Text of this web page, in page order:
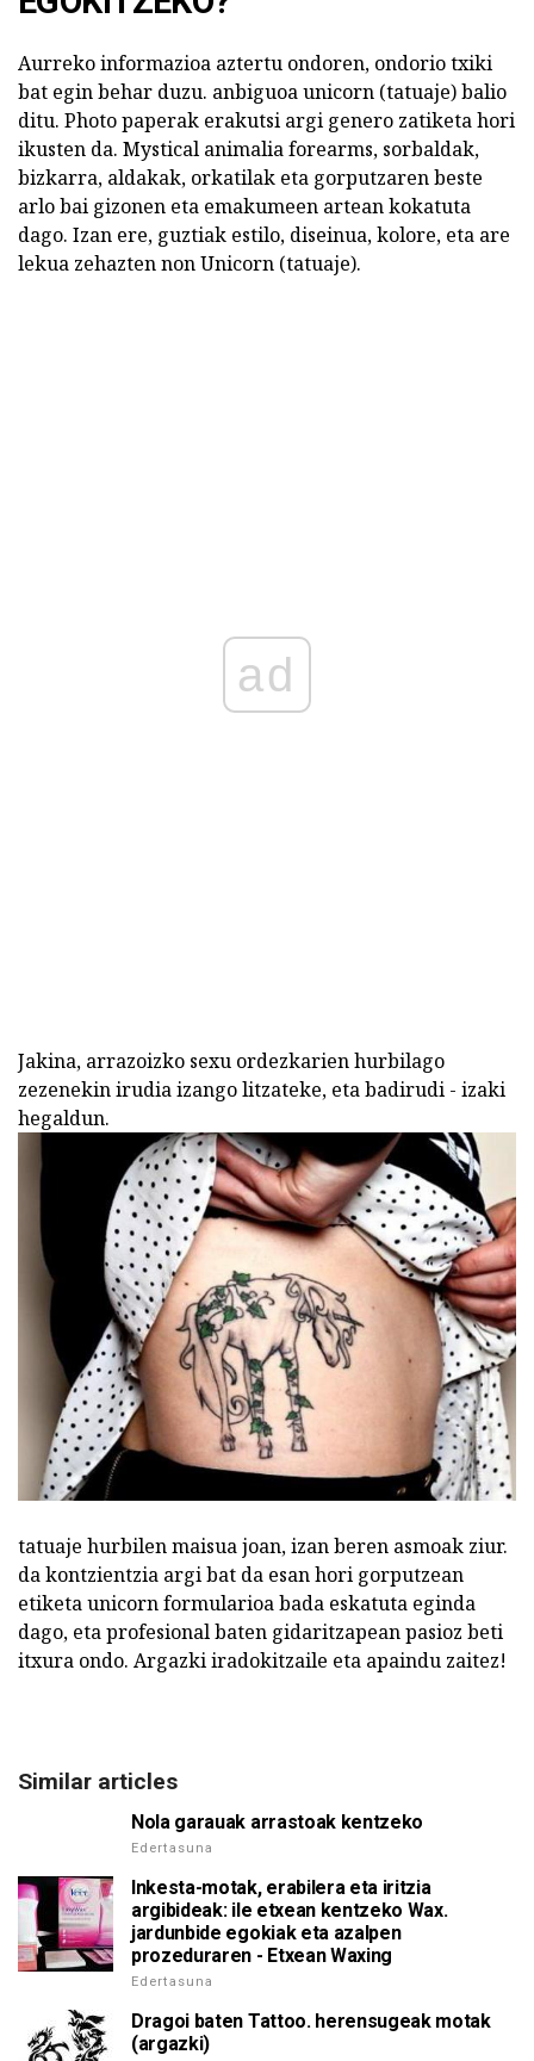
Aurreko informazioa aztertu ondoren, ondorio txiki
bat egin behar duzu. anbiguoa unicorn (tatuaje) balio
ditu. Photo paperak erakutsi argi genero zatiketa hori
ikusten da. Mystical animalia forearms, sorbaldak,
bizkarra, aldakak, orkatilak eta gorputzaren beste
arlo bai gizonen eta emakumeen artean kokatuta
dago. Izan ere, guztiak estilo, diseinua, kolore, eta are
lekua zehazten non Unicorn (tatuaje).
ad
Jakina, arrazoizko sexu ordezkarien hurbilago
zezenekin irudia izango litzateke, eta badirudi - izaki
hegaldun.
tatuaje hurbilen maisua joan, izan beren asmoak ziur.
da kontzientzia argi bat da esan hori gorputzean
etiketa unicorn formularioa bada eskatuta eginda
dago, eta profesional baten gidaritzapean pasioz beti
itxura ondo. Argazki iradokitzaile eta apaindu zaitez!
Similar articles
Nola garauak arrastoak kentzeko
Edertasuna
Inkesta-motak, erabilera eta iritzia
argibideak: ile etxean kentzeko Wax.
jardunbide egokiak eta azalpen
prozeduraren - Etxean Waxing
Edertasuna
Dragoi baten Tattoo. herensugeak motak
(argazki)